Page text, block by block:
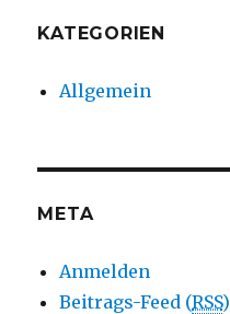
KATEGORIEN
Allgemein
META
Anmelden
Beitrags-Feed (RSS)